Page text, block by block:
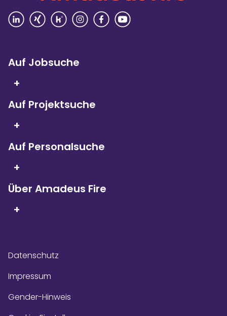
Rezensionen lesen
Kununu Top Company – dank
über 9.000Bewertungen!
Auf Jobsuche
+
Auf Projektsuche
+
Auf Personalsuche
+
Über Amadeus Fire
+
Datenschutz
Impressum
Gender-Hinweis